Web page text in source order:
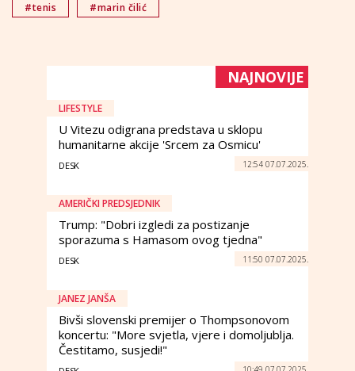
#tenis #marin čilić
NAJNOVIJE
LIFESTYLE
U Vitezu odigrana predstava u sklopu
humanitarne akcije 'Srcem za Osmicu'
DESK 12:54 07.07.2025.
AMERIČKI PREDSJEDNIK
Trump: "Dobri izgledi za postizanje
sporazuma s Hamasom ovog tjedna"
DESK 11:50 07.07.2025.
JANEZ JANŠA
Bivši slovenski premijer o Thompsonovom
koncertu: "More svjetla, vjere i domoljublja.
Čestitamo, susjedi!"